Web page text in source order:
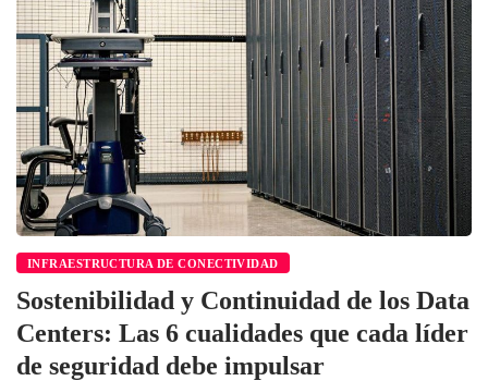
INFRAESTRUCTURA DE CONECTIVIDAD
Sostenibilidad y Continuidad de los Data
Centers: Las 6 cualidades que cada líder
de seguridad debe impulsar